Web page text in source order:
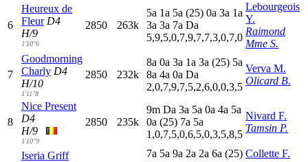
6
Heureux de
Fleur D4
H/9
1'10"6
2850 263k
5a 1a 5a (25) 0a 3a 1a
3a 3a 7a Da
5,9,5,0,7,9,7,7,3,0,7,0
Lebourgeois
Y.
Raimond
Mme S.
7
Goodmorning
Charly D4
H/10
1'11"8
2850 232k
8a 0a 3a 1a 3a (25) 5a
8a 4a 0a Da
2,0,7,9,7,5,2,6,0,0,3,5
Verva M.
Olicard B.
8
Nice Present
D4
H/9
1'10"9
2850 235k
9m Da 3a 5a 0a 4a 5a
0a (25) 7a 5a
1,0,7,5,0,6,5,0,3,5,8,5
Nivard F.
Tamsin P.
Iseria Griff
7a 5a 9a 2a 2a 6a (25) Collette F.